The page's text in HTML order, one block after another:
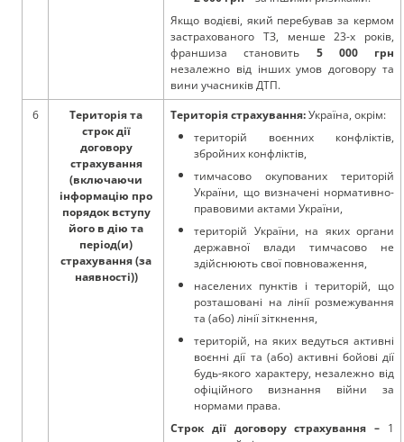
Якщо водієві, який перебував за кермом
застрахованого ТЗ, менше 23-х років,
франшиза становить 5 000 грн
незалежно від інших умов договору та
вини учасників ДТП.
6
Територія та
строк дії
договору
страхування
(включаючи
інформацію про
порядок вступу
його в дію та
період(и)
страхування (за
наявності))
Територія страхування:Україна, окрім:
територій воєнних конфліктів,
збройних конфліктів,
тимчасово окупованих територій
України, що визначені нормативно-
правовими актами України,
територій України, на яких органи
державної влади тимчасово не
здійснюють свої повноваження,
населених пунктів і територій, що
розташовані на лінії розмежування
та (або) лінії зіткнення,
територій, на яких ведуться активні
воєнні дії та (або) активні бойові дії
будь-якого характеру, незалежно від
офіційного визнання війни за
нормами права.
Строк дії договору страхування – 1